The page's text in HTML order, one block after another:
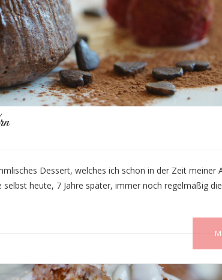
Dessert, welches ich schon in der Zeit meiner
heute, 7 Jahre später, immer noch regelmäßig